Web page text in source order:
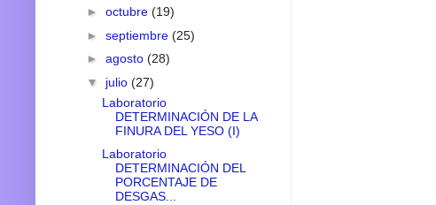
► octubre (19)
► septiembre (25)
► agosto (28)
▼ julio (27)
Laboratorio
DETERMINACIÓN DE LA
FINURA DEL YESO (I)
Laboratorio
DETERMINACIÓN DEL
PORCENTAJE DE
DESGAS...